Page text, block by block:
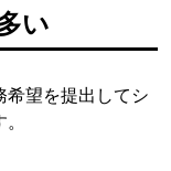
い
希望を提出してシ